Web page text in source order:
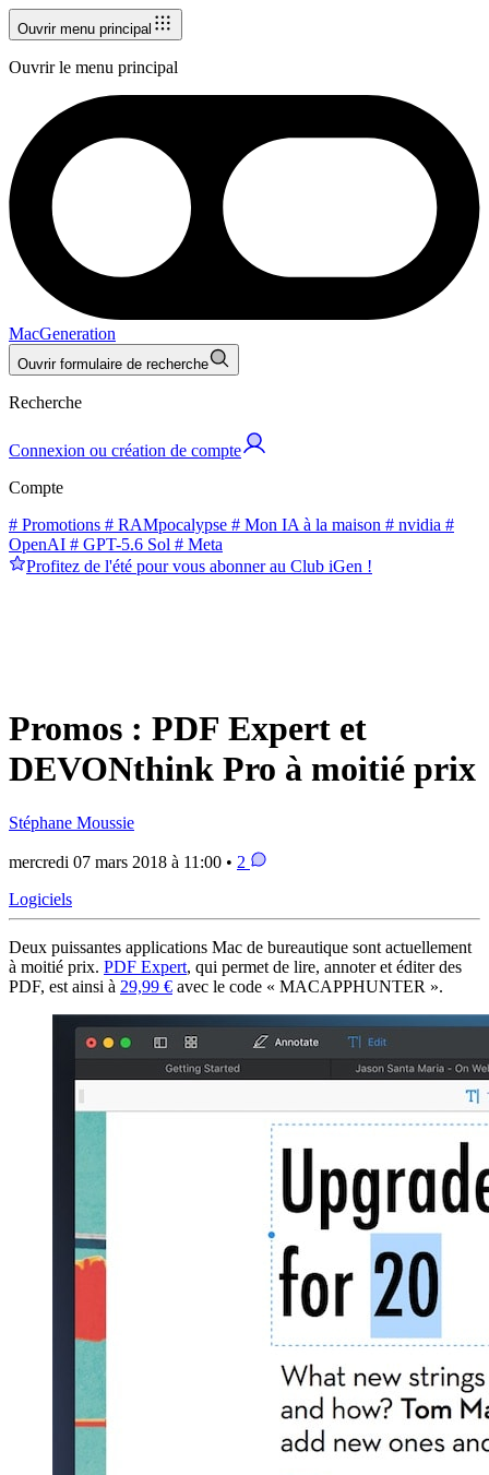
Ouvrir menu principal
Ouvrir le menu principal
MacGeneration
Ouvrir formulaire de recherche
Recherche
Connexion ou création de compte
Compte
# Promotions # RAMpocalypse # Mon IA à la maison # nvidia #
OpenAI # GPT-5.6 Sol # Meta
Profitez de l'été pour vous abonner au Club iGen !
Promos : PDF Expert et
DEVONthink Pro à moitié prix
Stéphane Moussie
mercredi 07 mars 2018 à 11:00 • 2
Logiciels
Deux puissantes applications Mac de bureautique sont actuellement
à moitié prix. PDF Expert, qui permet de lire, annoter et éditer des
PDF, est ainsi à 29,99 € avec le code « MACAPPHUNTER ».